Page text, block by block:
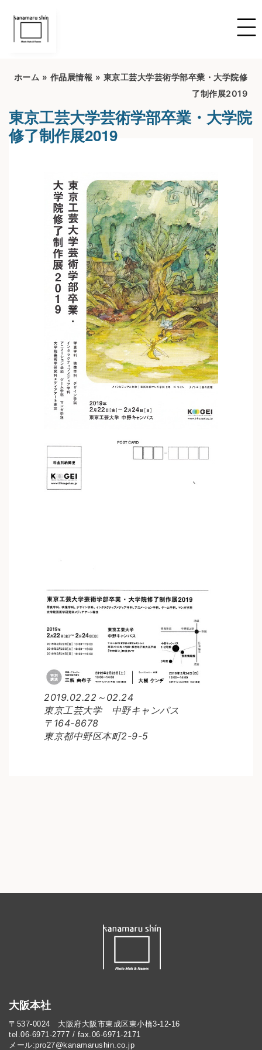
ホーム » 作品展情報 » 東京工芸大学芸術学部卒業・大学院修
了制作展2019
東京工芸大学芸術学部卒業・大学院
修了制作展2019
2019.02.22～02.24
東京工芸大学 中野キャンパス
〒164-8678
東京都中野区本町2-9-5
大阪本社
〒537-0024 大阪府大阪市東成区東小橋3-12-16
tel.06-6971-2777 / fax.06-6971-2171
メール:pro27@kanamarushin.co.jp​